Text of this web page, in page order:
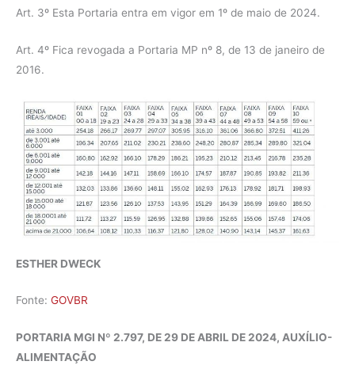
Art. 3º Esta Portaria entra em vigor em 1º de maio de 2024.
Art. 4º Fica revogada a Portaria MP nº 8, de 13 de janeiro de
2016.
ESTHER DWECK
Fonte: GOVBR
PORTARIA MGI Nº 2.797, DE 29 DE ABRIL DE 2024, AUXÍLIO-
ALIMENTAÇÃO